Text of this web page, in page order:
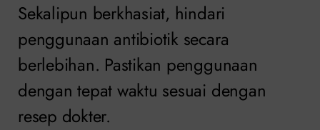
Sekalipun berkhasiat, hindari
penggunaan antibiotik secara
berlebihan. Pastikan penggunaan
dengan tepat waktu sesuai dengan
resep dokter.